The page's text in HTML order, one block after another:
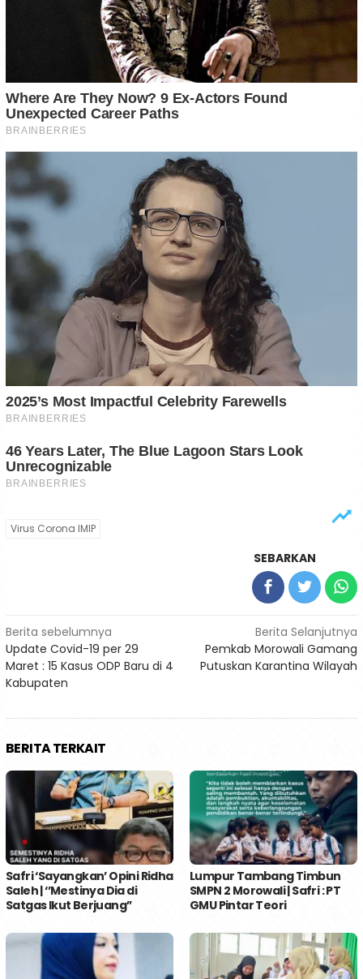
Virus Corona IMIP
SEBARKAN
Navigasi
pos
Berita sebelumnya
Update Covid-19 per 29
Maret : 15 Kasus ODP Baru di 4
Kabupaten
Berita Selanjutnya
Pemkab Morowali Gamang
Putuskan Karantina Wilayah
BERITA TERKAIT
Safri ‘Sayangkan’ Opini Ridha
Saleh | ‘’Mestinya Dia di
Satgas Ikut Berjuang’’
Lumpur Tambang Timbun
SMPN 2 Morowali | Safri : PT
GMU Pintar Teori